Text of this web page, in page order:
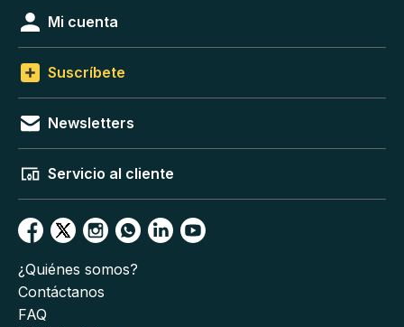
Mi cuenta
Suscríbete
Newsletters
Servicio al cliente
¿Quiénes somos?
Contáctanos
FAQ